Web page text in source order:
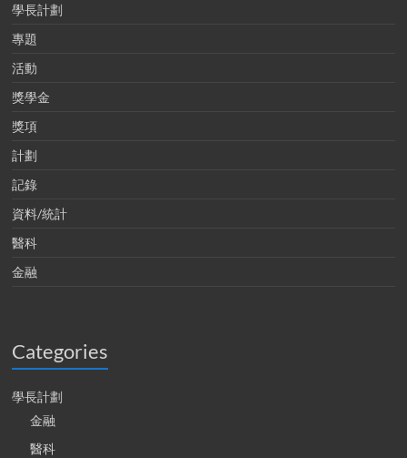
學長計劃
專題
活動
獎學金
獎項
計劃
記錄
資料/統計
醫科
金融
Categories
學長計劃
金融
醫科